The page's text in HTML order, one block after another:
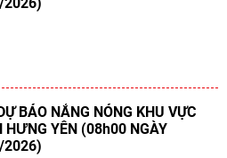
BÁO NẮNG NÓNG KHU VỰC
HƯNG YÊN (08h00 NGÀY
2026)